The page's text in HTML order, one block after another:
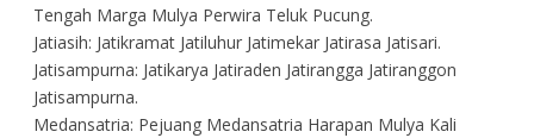
Tengah Marga Mulya Perwira Teluk Pucung.
Jatiasih: Jatikramat Jatiluhur Jatimekar Jatirasa Jatisari.
Jatisampurna: Jatikarya Jatiraden Jatirangga Jatiranggon
Jatisampurna.
Medansatria: Pejuang Medansatria Harapan Mulya Kali